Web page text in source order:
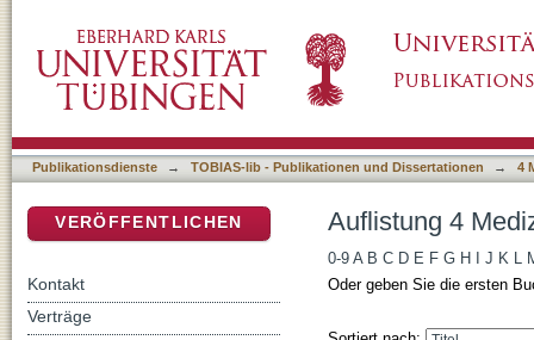
Publikationsdienste → TOBIAS-lib - Publikationen und Dissertationen → 4
Auflistung 4
0-9 A B C D E F G H J K L
Oder geben Sie die ersten
VERÖFFENTLICHEN
Kontakt
Verträge